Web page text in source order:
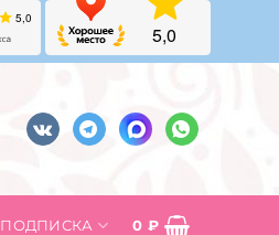
ПОДПИСКА 0 ₽